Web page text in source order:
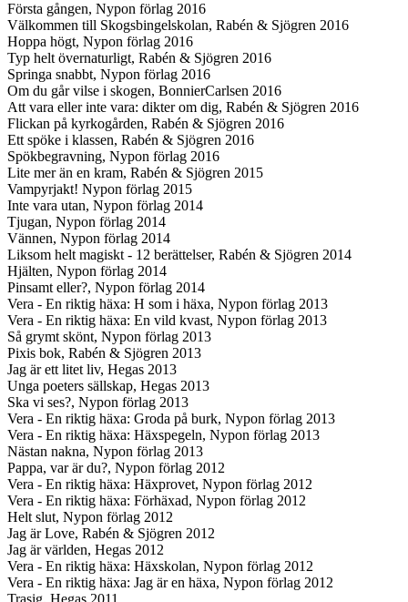
Första gången, Nypon förlag 2016
Välkommen till Skogsbingelskolan, Rabén & Sjögren 2016
Hoppa högt, Nypon förlag 2016
Typ helt övernaturligt, Rabén & Sjögren 2016
Springa snabbt, Nypon förlag 2016
Om du går vilse i skogen, BonnierCarlsen 2016
Att vara eller inte vara: dikter om dig, Rabén & Sjögren 2016
Flickan på kyrkogården, Rabén & Sjögren 2016
Ett spöke i klassen, Rabén & Sjögren 2016
Spökbegravning, Nypon förlag 2016
Lite mer än en kram, Rabén & Sjögren 2015
Vampyrjakt! Nypon förlag 2015
Inte vara utan, Nypon förlag 2014
Tjugan, Nypon förlag 2014
Vännen, Nypon förlag 2014
Liksom helt magiskt - 12 berättelser, Rabén & Sjögren 2014
Hjälten, Nypon förlag 2014
Pinsamt eller?, Nypon förlag 2014
Vera - En riktig häxa: H som i häxa, Nypon förlag 2013
Vera - En riktig häxa: En vild kvast, Nypon förlag 2013
Så grymt skönt, Nypon förlag 2013
Pixis bok, Rabén & Sjögren 2013
Jag är ett litet liv, Hegas 2013
Unga poeters sällskap, Hegas 2013
Ska vi ses?, Nypon förlag 2013
Vera - En riktig häxa: Groda på burk, Nypon förlag 2013
Vera - En riktig häxa: Häxspegeln, Nypon förlag 2013
Nästan nakna, Nypon förlag 2013
Pappa, var är du?, Nypon förlag 2012
Vera - En riktig häxa: Häxprovet, Nypon förlag 2012
Vera - En riktig häxa: Förhäxad, Nypon förlag 2012
Helt slut, Nypon förlag 2012
Jag är Love, Rabén & Sjögren 2012
Jag är världen, Hegas 2012
Vera - En riktig häxa: Häxskolan, Nypon förlag 2012
Vera - En riktig häxa: Jag är en häxa, Nypon förlag 2012
Trasig, Hegas 2011